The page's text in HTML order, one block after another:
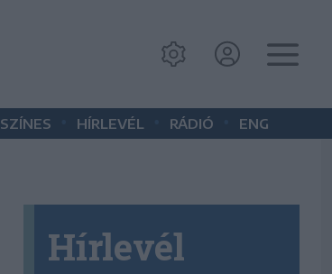
SZÍNES HÍRLEVÉL RÁDIÓ ENG
Hírlevél